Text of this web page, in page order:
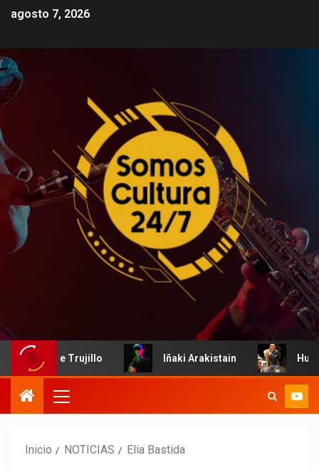
agosto 7, 2026
Ariacne Trujillo Iñaki Arakistain
Inicio NOTICIAS Elia Bastida